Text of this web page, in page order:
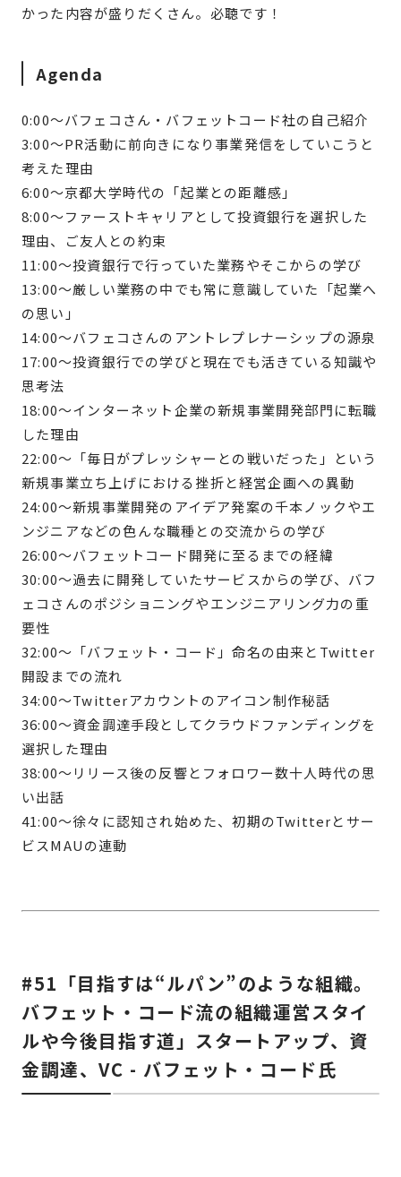
かった内容が盛りだくさん。必聴です！
Agenda
0:00〜バフェコさん・バフェットコード社の自己紹介
3:00〜PR活動に前向きになり事業発信をしていこうと
考えた理由
6:00〜京都大学時代の「起業との距離感」
8:00〜ファーストキャリアとして投資銀行を選択した
理由、ご友人との約束
11:00〜投資銀行で行っていた業務やそこからの学び
13:00〜厳しい業務の中でも常に意識していた「起業へ
の思い」
14:00〜バフェコさんのアントレプレナーシップの源泉
17:00〜投資銀行での学びと現在でも活きている知識や
思考法
18:00〜インターネット企業の新規事業開発部門に転職
した理由
22:00〜「毎日がプレッシャーとの戦いだった」という
新規事業立ち上げにおける挫折と経営企画への異動
24:00〜新規事業開発のアイデア発案の千本ノックやエ
ンジニアなどの色んな職種との交流からの学び
26:00〜バフェットコード開発に至るまでの経緯
30:00〜過去に開発していたサービスからの学び、バフ
ェコさんのポジショニングやエンジニアリング力の重
要性
32:00〜「バフェット・コード」命名の由来とTwitter
開設までの流れ
34:00〜Twitterアカウントのアイコン制作秘話
36:00〜資金調達手段としてクラウドファンディングを
選択した理由
38:00〜リリース後の反響とフォロワー数十人時代の思
い出話
41:00〜徐々に認知され始めた、初期のTwitterとサー
ビスMAUの連動
#51「目指すは“ルパン”のような組織。
バフェット・コード流の組織運営スタイ
ルや今後目指す道」スタートアップ、資
金調達、VC - バフェット・コード氏